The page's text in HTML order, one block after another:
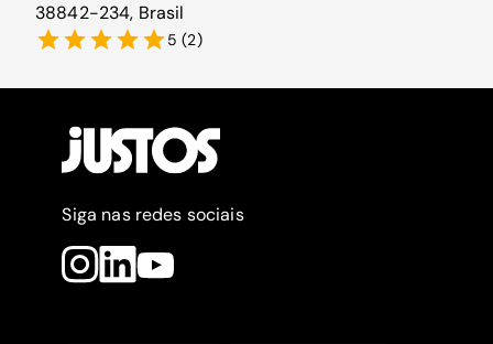
38842-234, Brasil
5 (2)
Siga nas redes sociais